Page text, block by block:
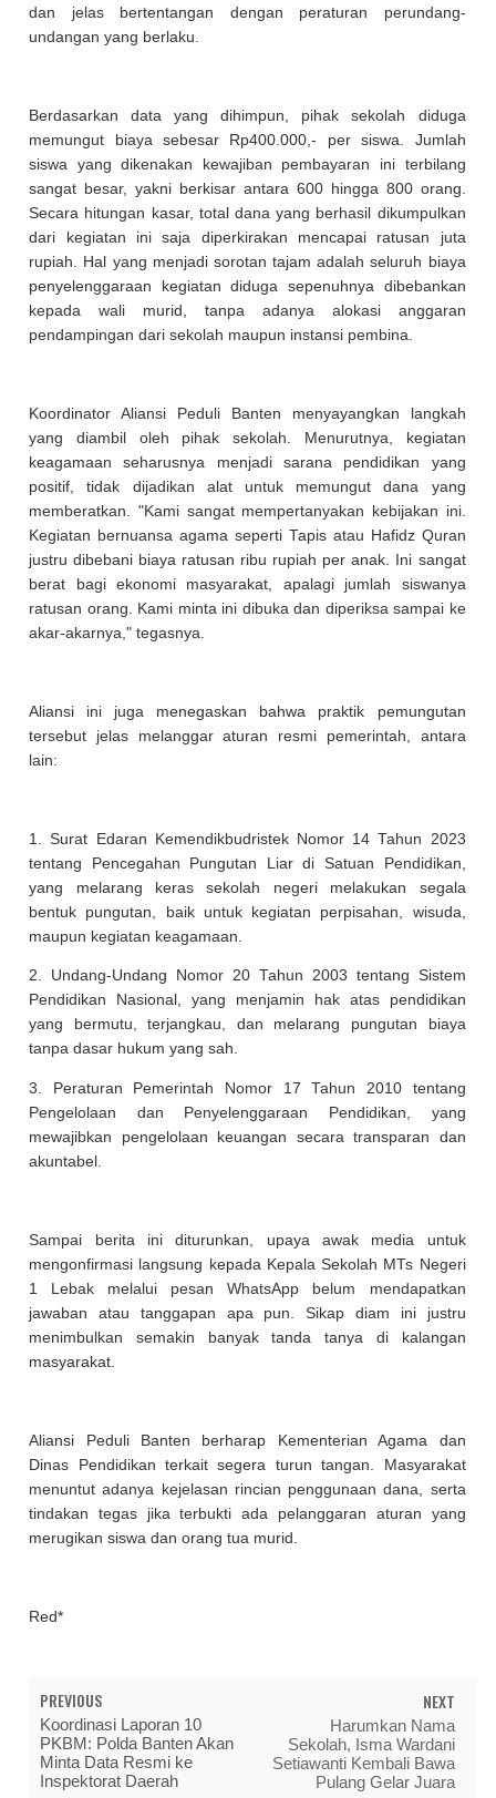
dan jelas bertentangan dengan peraturan perundang-
undangan yang berlaku.
Berdasarkan data yang dihimpun, pihak sekolah diduga
memungut biaya sebesar Rp400.000,- per siswa. Jumlah
siswa yang dikenakan kewajiban pembayaran ini terbilang
sangat besar, yakni berkisar antara 600 hingga 800 orang.
Secara hitungan kasar, total dana yang berhasil dikumpulkan
dari kegiatan ini saja diperkirakan mencapai ratusan juta
rupiah. Hal yang menjadi sorotan tajam adalah seluruh biaya
penyelenggaraan kegiatan diduga sepenuhnya dibebankan
kepada wali murid, tanpa adanya alokasi anggaran
pendampingan dari sekolah maupun instansi pembina.
Koordinator Aliansi Peduli Banten menyayangkan langkah
yang diambil oleh pihak sekolah. Menurutnya, kegiatan
keagamaan seharusnya menjadi sarana pendidikan yang
positif, tidak dijadikan alat untuk memungut dana yang
memberatkan. "Kami sangat mempertanyakan kebijakan ini.
Kegiatan bernuansa agama seperti Tapis atau Hafidz Quran
justru dibebani biaya ratusan ribu rupiah per anak. Ini sangat
berat bagi ekonomi masyarakat, apalagi jumlah siswanya
ratusan orang. Kami minta ini dibuka dan diperiksa sampai ke
akar-akarnya," tegasnya.
Aliansi ini juga menegaskan bahwa praktik pemungutan
tersebut jelas melanggar aturan resmi pemerintah, antara
lain:
1. Surat Edaran Kemendikbudristek Nomor 14 Tahun 2023
tentang Pencegahan Pungutan Liar di Satuan Pendidikan,
yang melarang keras sekolah negeri melakukan segala
bentuk pungutan, baik untuk kegiatan perpisahan, wisuda,
maupun kegiatan keagamaan.
2. Undang-Undang Nomor 20 Tahun 2003 tentang Sistem
Pendidikan Nasional, yang menjamin hak atas pendidikan
yang bermutu, terjangkau, dan melarang pungutan biaya
tanpa dasar hukum yang sah.
3. Peraturan Pemerintah Nomor 17 Tahun 2010 tentang
Pengelolaan dan Penyelenggaraan Pendidikan, yang
mewajibkan pengelolaan keuangan secara transparan dan
akuntabel.
Sampai berita ini diturunkan, upaya awak media untuk
mengonfirmasi langsung kepada Kepala Sekolah MTs Negeri
1 Lebak melalui pesan WhatsApp belum mendapatkan
jawaban atau tanggapan apa pun. Sikap diam ini justru
menimbulkan semakin banyak tanda tanya di kalangan
masyarakat.
Aliansi Peduli Banten berharap Kementerian Agama dan
Dinas Pendidikan terkait segera turun tangan. Masyarakat
menuntut adanya kejelasan rincian penggunaan dana, serta
tindakan tegas jika terbukti ada pelanggaran aturan yang
merugikan siswa dan orang tua murid.
Red*
PREVIOUS
Koordinasi Laporan 10
PKBM: Polda Banten Akan
Minta Data Resmi ke
Inspektorat Daerah
NEXT
Harumkan Nama
Sekolah, Isma Wardani
Setiawanti Kembali Bawa
Pulang Gelar Juara